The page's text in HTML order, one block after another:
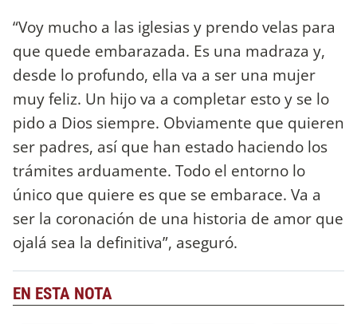
“Voy mucho a las iglesias y prendo velas para
que quede embarazada. Es una madraza y,
desde lo profundo, ella va a ser una mujer
muy feliz. Un hijo va a completar esto y se lo
pido a Dios siempre. Obviamente que quieren
ser padres, así que han estado haciendo los
trámites arduamente. Todo el entorno lo
único que quiere es que se embarace. Va a
ser la coronación de una historia de amor que
ojalá sea la definitiva”, aseguró.
EN ESTA NOTA